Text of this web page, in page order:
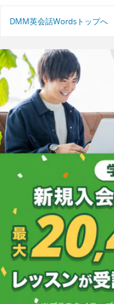
DMM英会話Wordsトップへ